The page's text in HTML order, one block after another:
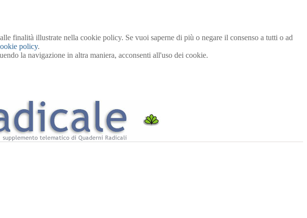
finalità illustrate nella cookie policy. Se vuoi saperne di più o negare il consenso a tutti o ad
policy.
la navigazione in altra maniera, acconsenti all'uso dei cookie.